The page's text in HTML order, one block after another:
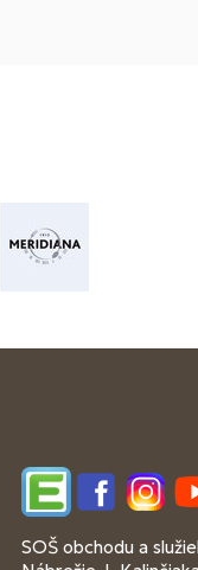
EdupageFacebook
SOŠ obchodu a